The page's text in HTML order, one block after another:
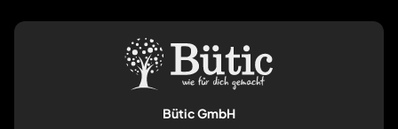
Bütic GmbH